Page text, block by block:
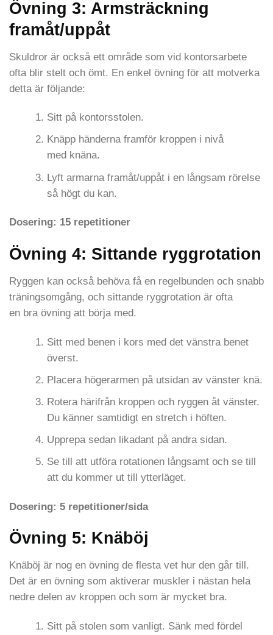
Övning 3: Armsträckning
framåt/uppåt
Skuldror är också ett område som vid kontorsarbete
ofta blir stelt och ömt. En enkel övning för att motverka
detta är följande:
Sitt på kontorsstolen.
Knäpp händerna framför kroppen i nivå
med knäna.
Lyft armarna framåt/uppåt i en långsam rörelse
så högt du kan.
Dosering: 15 repetitioner
Övning 4: Sittande ryggrotation
Ryggen kan också behöva få en regelbunden och snabb
träningsomgång, och sittande ryggrotation är ofta
en bra övning att börja med.
Sitt med benen i kors med det vänstra benet
överst.
Placera högerarmen på utsidan av vänster knä.
Rotera härifrån kroppen och ryggen åt vänster.
Du känner samtidigt en stretch i höften.
Upprepa sedan likadant på andra sidan.
Se till att utföra rotationen långsamt och se till
att du kommer ut till ytterläget.
Dosering: 5 repetitioner/sida
Övning 5: Knäböj
Knäböj är nog en övning de flesta vet hur den går till.
Det är en övning som aktiverar muskler i nästan hela
nedre delen av kroppen och som är mycket bra.
Sitt på stolen som vanligt. Sänk med fördel